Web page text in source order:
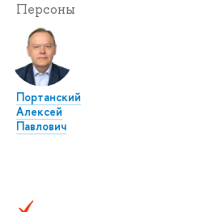
Персоны
Портанский
Алексей
Павлович